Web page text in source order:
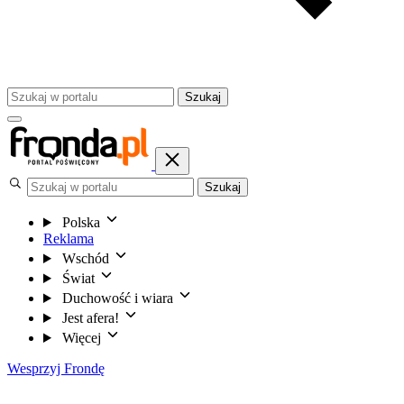
Szukaj
Szukaj
Polska
Reklama
Wschód
Świat
Duchowość i wiara
Jest afera!
Więcej
Wesprzyj Frondę